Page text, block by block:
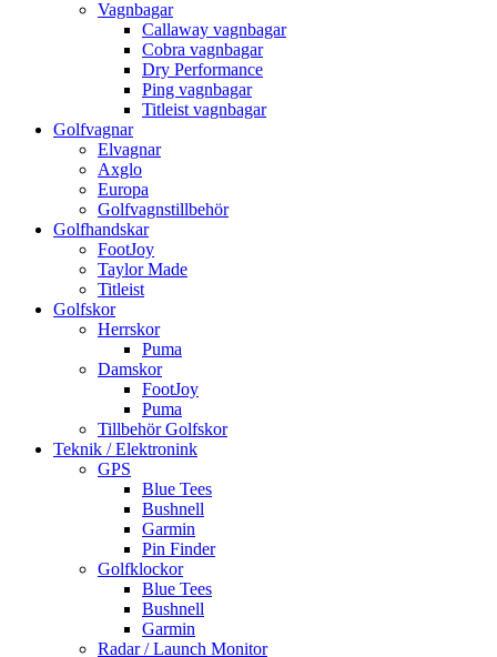
Vagnbagar
Callaway vagnbagar
Cobra vagnbagar
Dry Performance
Ping vagnbagar
Titleist vagnbagar
Golfvagnar
Elvagnar
Axglo
Europa
Golfvagnstillbehör
Golfhandskar
FootJoy
Taylor Made
Titleist
Golfskor
Herrskor
Puma
Damskor
FootJoy
Puma
Tillbehör Golfskor
Teknik / Elektronink
GPS
Blue Tees
Bushnell
Garmin
Pin Finder
Golfklockor
Blue Tees
Bushnell
Garmin
Radar / Launch Monitor